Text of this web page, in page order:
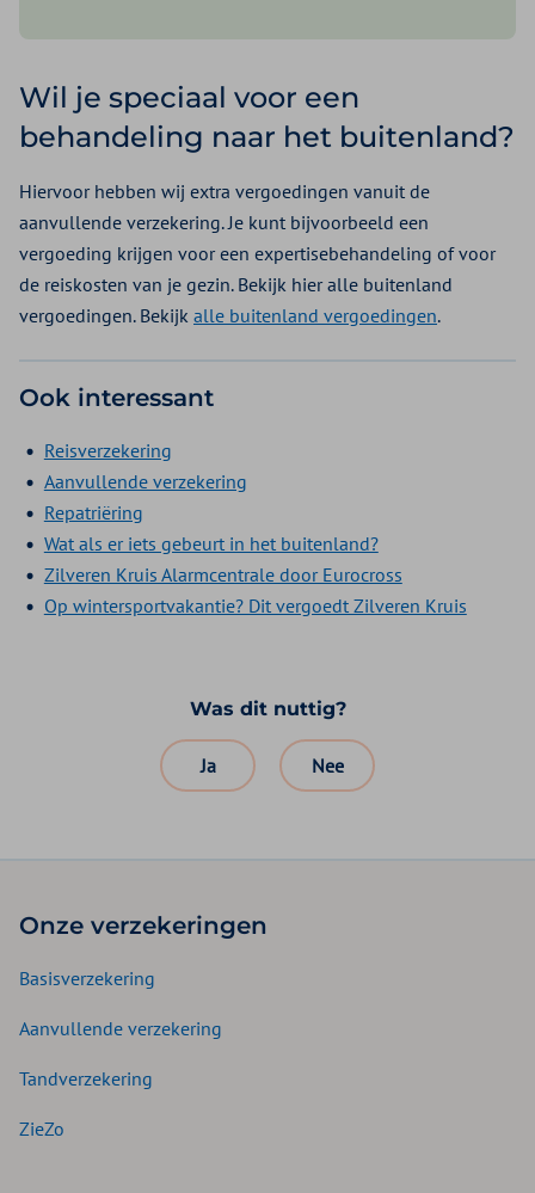
Wil je speciaal voor een
behandeling naar het buitenland?
Hiervoor hebben wij extra vergoedingen vanuit de
aanvullende verzekering. Je kunt bijvoorbeeld een
vergoeding krijgen voor een expertisebehandeling of voor
de reiskosten van je gezin. Bekijk hier alle buitenland
vergoedingen. Bekijk alle buitenland vergoedingen.
Ook interessant
Reisverzekering
Aanvullende verzekering
Repatriëring
Wat als er iets gebeurt in het buitenland?
Zilveren Kruis Alarmcentrale door Eurocross
Op wintersportvakantie? Dit vergoedt Zilveren Kruis
Was dit nuttig?
Ja Nee
Onze verzekeringen
Basisverzekering
Aanvullende verzekering
Tandverzekering
ZieZo